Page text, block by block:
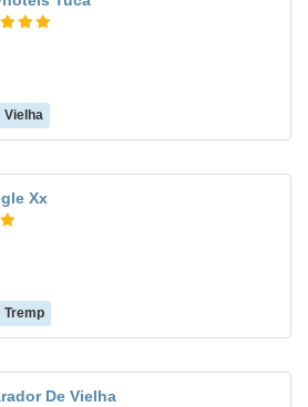
Vielha
Xx
Tremp
De Vielha